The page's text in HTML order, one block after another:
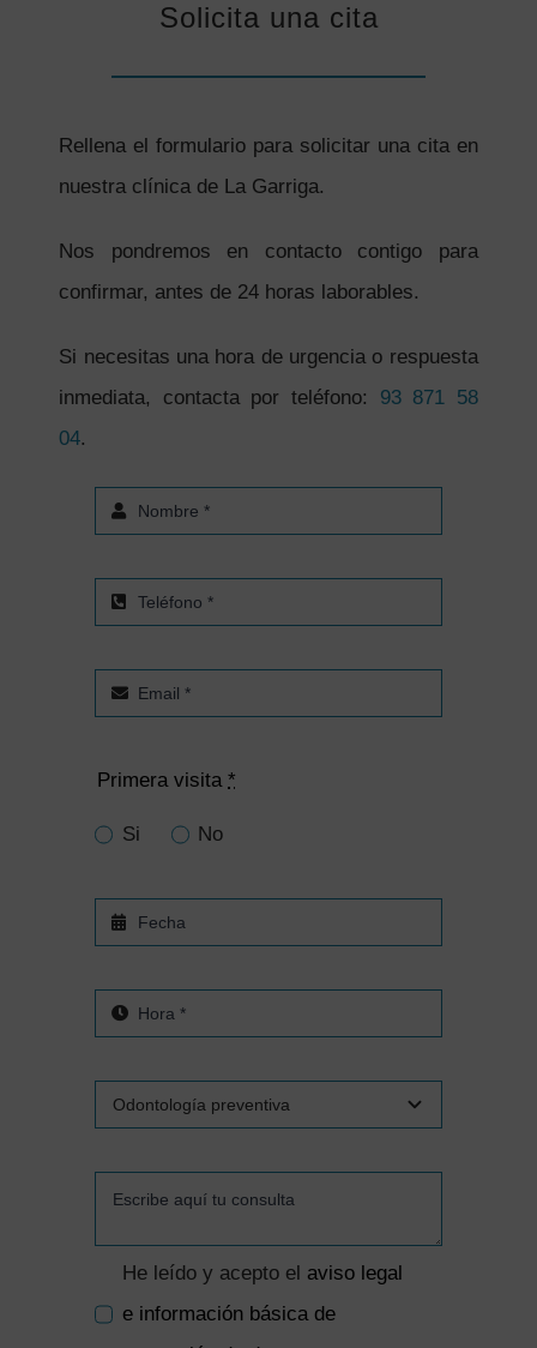
Solicita una cita
Rellena el formulario para solicitar una cita en
nuestra clínica de La Garriga.
Nos pondremos en contacto contigo para
confirmar, antes de 24 horas laborables.
Si necesitas una hora de urgencia o respuesta
inmediata, contacta por teléfono: 93 871 58
04.
Primera visita*
Si No
He leído y acepto el aviso legal
e información básica de